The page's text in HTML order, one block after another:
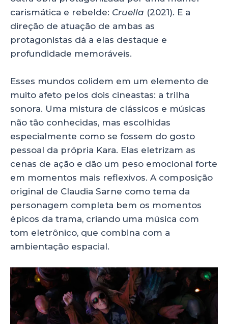
carismática e rebelde: Cruella (2021). E a
direção de atuação de ambas as
protagonistas dá a elas destaque e
profundidade memoráveis.
Esses mundos colidem em um elemento de
muito afeto pelos dois cineastas: a trilha
sonora. Uma mistura de clássicos e músicas
não tão conhecidas, mas escolhidas
especialmente como se fossem do gosto
pessoal da própria Kara. Elas eletrizam as
cenas de ação e dão um peso emocional forte
em momentos mais reflexivos. A composição
original de Claudia Sarne como tema da
personagem completa bem os momentos
épicos da trama, criando uma música com
tom eletrônico, que combina com a
ambientação espacial.